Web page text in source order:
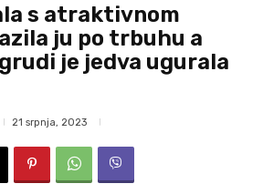
s atraktivnom
ju po trbuhu a
je jedva ugurala
21 srpnja, 2023